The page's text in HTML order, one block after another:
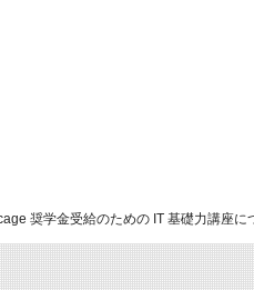
奨学金受給のための IT 基礎力講座に